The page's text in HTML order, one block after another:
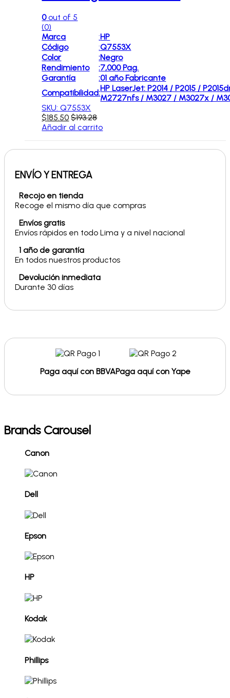
0out of 5
(0)
Marca
:HP
Código
:Q7553X
Color
:Negro
Rendimiento
:7,000 Pag.
Garantía
:01 año Fabricante
Compatibilidad:HP LaserJet: P2014 / P2015 /
M2727nfs / M3027 / M3027x /
SKU: Q7553X
$185.50 $193.28
Añadir al carrito
ENVÍO Y ENTREGA
Recojo en tienda
Recoge el mismo día que compras
Envíos gratis
Envíos rápidos en todo Lima y a nivel nacional
1 año de garantía
En todos nuestros productos
Devolución inmediata
Durante 30 días
Paga aquí con BBVAPaga aquí con Yape
Brands Carousel
Canon
Dell
Epson
HP
Kodak
Phillips